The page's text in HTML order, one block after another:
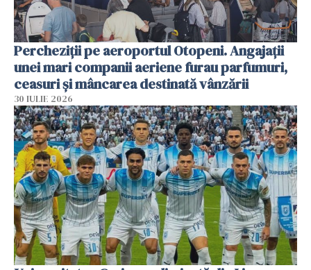
Percheziții pe aeroportul Otopeni. Angajații
unei mari companii aeriene furau parfumuri,
ceasuri și mâncarea destinată vânzării
30 IULIE 2026